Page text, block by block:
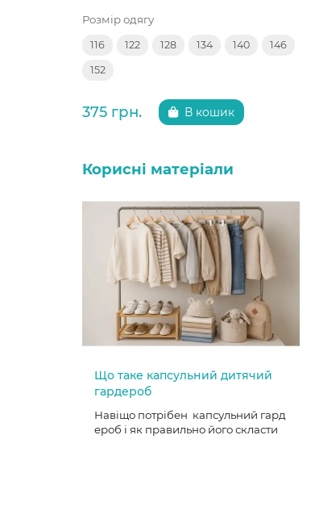
Розмір одягу
116 122 128 134 140 146
152
375 грн. В кошик
Корисні матеріали
Що таке капсульний дитячий
гардероб
Навіщо потрібен капсульний гард
ероб і як правильно його скласти